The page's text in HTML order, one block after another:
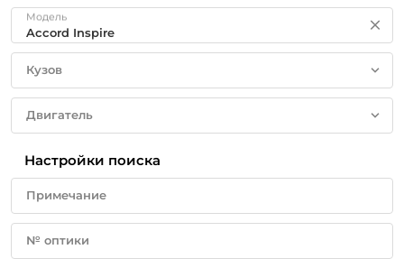
Модель
Кузов
Двигатель
Настройки поиска
Примечание
№ оптики